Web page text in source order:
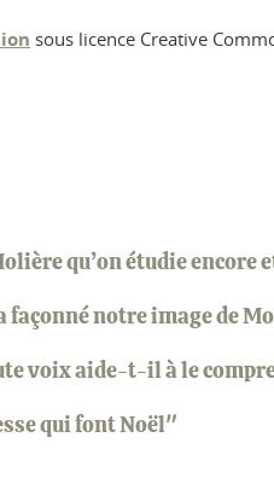
sous licence Creative
qu’on étudie encore
façonné notre image de
voix aide-t-il à le
qui font Noël"